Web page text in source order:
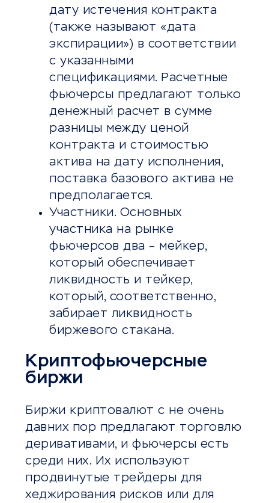
дату истечения контракта
(также называют «дата
экспирации») в соответствии
с указанными
спецификациями. Расчетные
фьючерсы предлагают только
денежный расчет в сумме
разницы между ценой
контракта и стоимостью
актива на дату исполнения,
поставка базового актива не
предполагается.
Участники. Основных
участника на рынке
фьючерсов два – мейкер,
который обеспечивает
ликвидность и тейкер,
который, соответственно,
забирает ликвидность
биржевого стакана.
Криптофьючерсные
биржи
Биржи криптовалют с не очень
давних пор предлагают торговлю
деривативами, и фьючерсы есть
среди них. Их используют
продвинутые трейдеры для
хеджирования рисков или для